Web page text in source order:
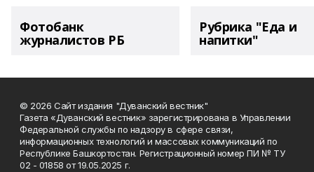
Фотобанк
журналистов РБ
Рубрика "Еда и
напитки"
© 2026 Сайт издания "Дуванский вестник"
Газета «Дуванский вестник» зарегистрирована в Управлении
Федеральной службы по надзору в сфере связи,
информационных технологий и массовых коммуникаций по
Республике Башкортостан. Регистрационный номер ПИ № ТУ
02 - 01858 от 19.05.2025 г.